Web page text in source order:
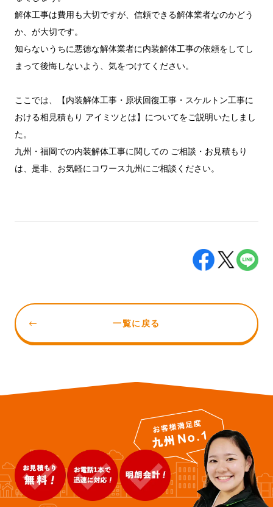
解体工事は費用も大切ですが、信頼できる解体業者なのかどう
か、が大切です。
知らないうちに悪徳な解体業者に内装解体工事の依頼をしてし
まって後悔しないよう、気をつけてください。
ここでは、【内装解体工事・原状回復工事・スケルトン工事に
おける相見積もり アイミツとは】についてをご説明いたしまし
た。
九州・福岡での内装解体工事に関しての ご相談・お見積もり
は、是非、お気軽にコワース九州にご相談ください。
一覧に戻る